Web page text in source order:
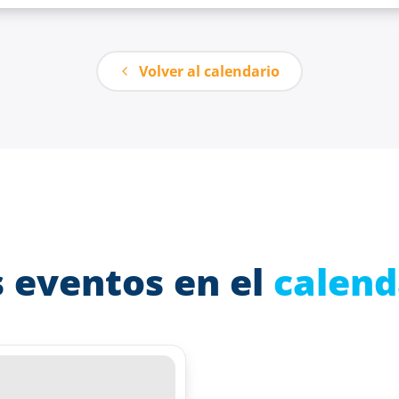
Volver al calendario
eventos en el